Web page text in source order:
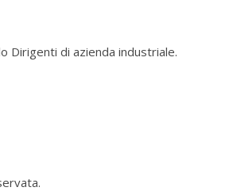
Dirigenti di azienda industriale.